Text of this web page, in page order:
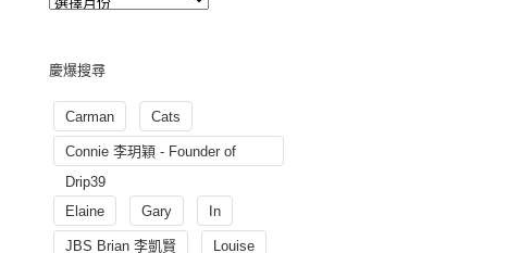
慶爆搜尋
Carman Cats
Connie 李玥穎 - Founder of
Drip39
Elaine
Gary In
JBS Brian 李凱賢 Louise